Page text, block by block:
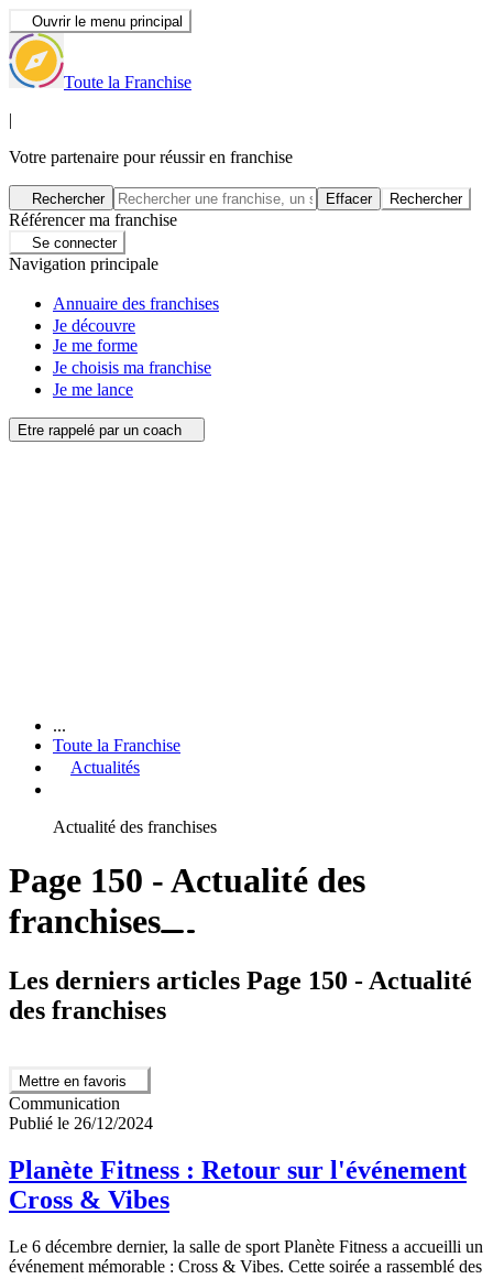
Ouvrir le menu principal
Toute la Franchise
|
Votre partenaire pour réussir en franchise
Rechercher Effacer Rechercher
Référencer ma franchise
Se connecter
Navigation principale
Annuaire des franchises
Je découvre
Je me forme
Je choisis ma franchise
Je me lance
Etre rappelé par un coach
...
Toute la Franchise
Actualités
Actualité des franchises
Page 150 - Actualité des
franchises
Les derniers articles Page 150 - Actualité
des franchises
Mettre en favoris
Communication
Publié le 26/12/2024
Planète Fitness : Retour sur l'événement
Cross & Vibes
Le 6 décembre dernier, la salle de sport Planète Fitness a accueilli un
événement mémorable : Cross & Vibes. Cette soirée a rassemblé des